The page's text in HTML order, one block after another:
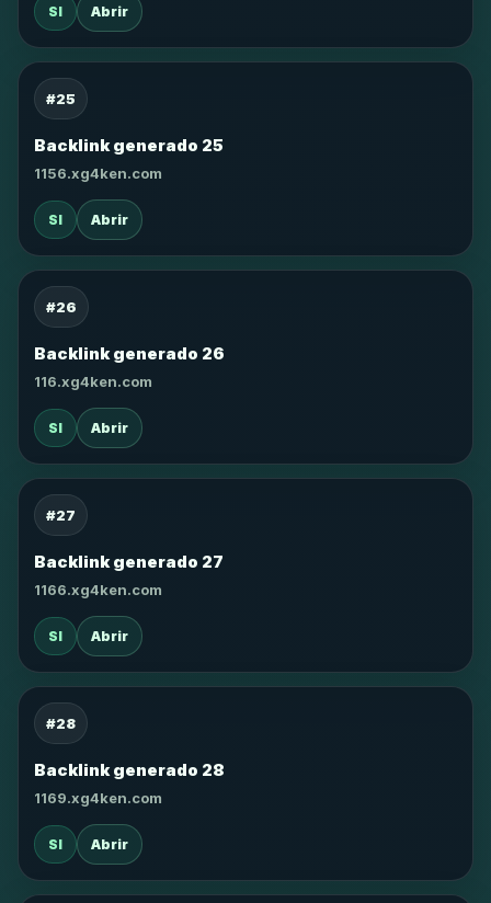
SI Abrir
#25
Backlink generado 25
1156.xg4ken.com
SI Abrir
#26
Backlink generado 26
116.xg4ken.com
SI Abrir
#27
Backlink generado 27
1166.xg4ken.com
SI Abrir
#28
Backlink generado 28
1169.xg4ken.com
SI Abrir